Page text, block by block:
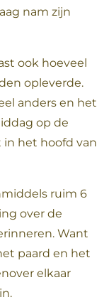
nam zijn
ook hoeveel
opleverde.
anders en het
op de
het hoofd van
ruim 6
over de
Want
paard en het
elkaar